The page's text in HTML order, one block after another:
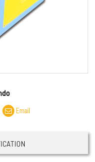
Email